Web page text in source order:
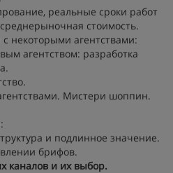
реальные сроки работ
стоимость.
некоторыми агентствами:
агентством: разработка
Мистери шоппин.
и подлинное значение.
брифов.
каналов и их выбор.